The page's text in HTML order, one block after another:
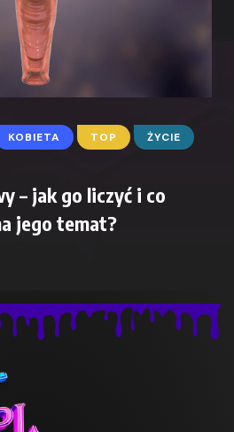
KOBIETA TOP ŻYCIE
– jak go liczyć i co
jego temat?